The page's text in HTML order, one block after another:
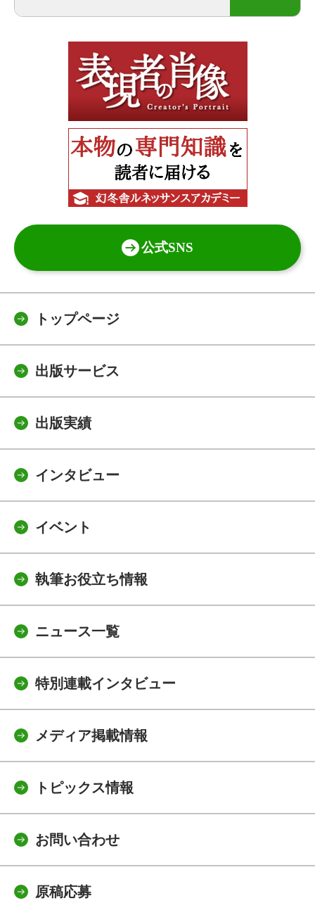
公式SNS
トップページ
出版サービス
出版実績
インタビュー
イベント
執筆お役立ち情報
ニュース一覧
特別連載インタビュー
メディア掲載情報
トピックス情報
お問い合わせ
原稿応募